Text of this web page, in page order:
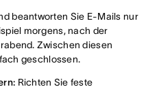
beantworten Sie E-Mails nur
morgens, nach der
Zwischen diesen
geschlossen.
Richten Sie feste